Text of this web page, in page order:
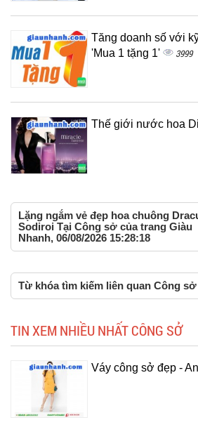
Tăng doanh số với
'Mua 1 tặng 1'
3999
Thế giới nước hoa
Lặng ngắm vẻ đẹp hoa chuông
Sodiroi Tại Công sở của trang Giàu
Nhanh, 06/08/2026 15:28:18
Từ khóa tìm kiếm liên quan Công sở
TIN XEM NHIỀU NHẤT CÔNG SỞ
Váy công sở đẹp -